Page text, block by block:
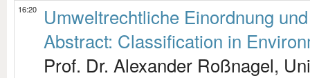
16:20
Umweltrechtliche Einordnung
Abstract: Classification in
Prof. Dr. Alexander Roßnagel,